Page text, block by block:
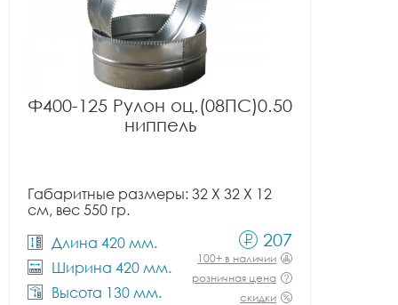
Ф400-125 Рулон оц.(08ПС)0.50
ниппель
Габаритные размеры: 32 X 32 X 12
см, вес 550 гр.
Длина 420 мм.
Ширина 420 мм.
Высота 130 мм.
207
100+ в наличии
розничная цена
скидки